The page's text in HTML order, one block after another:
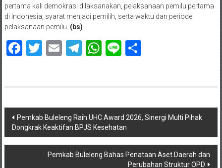
pertama kali demokrasi dilaksanakan, pelaksanaan pemilu pertama
di Indonesia, syarat menjadi pemilih, serta waktu dan periode
pelaksanaan pemilu. (bs)
Facebook
Twitter
EmailTelegram
WhatsApp
LineShare
Navigasi
pos
Pemkab Buleleng Raih UHC Award 2026, Sinergi Multi Pihak
Dongkrak Keaktifan BPJS Kesehatan
Pemkab Buleleng Bahas Penataan Aset Daerah dan
Perubahan Struktur OPD